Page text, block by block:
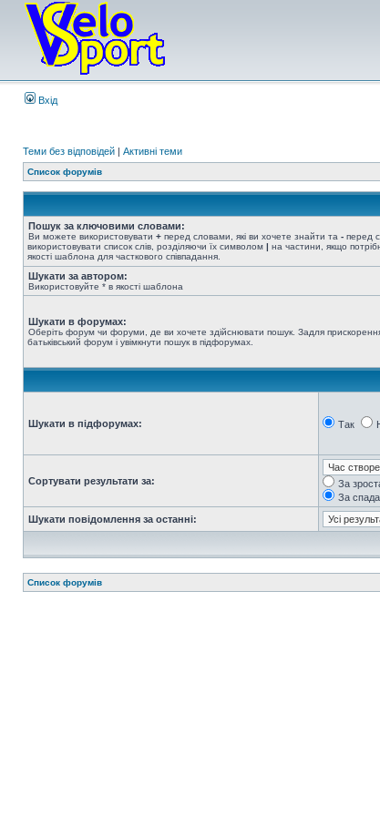
Вхід
Теми без відповідей | Активні теми
Список форумів
Пошук за ключовими словами:
Ви можете використовувати + перед словами, які ви хочете знайти та - перед
використовувати список слів, розділяючи їх символом | на частини, якщо
якості шаблона для часткового співпадання.
Шукати за автором:
Використовуйте * в якості шаблона
Шукати в форумах:
Оберіть форум чи форуми, де ви хочете здійснювати пошук. Задля
батьківський форум і увімкнути пошук в підфорумах.
Шукати в підфорумах: Так
Сортувати результати за:
За
За
Шукати повідомлення за останні:
Список форумів